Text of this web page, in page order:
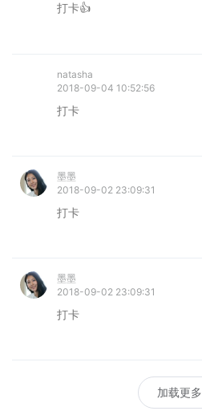
打卡👍
natasha
2018-09-04 10:52:56
打卡
墨墨
2018-09-02 23:09:31
打卡
墨墨
2018-09-02 23:09:31
打卡
加载更多